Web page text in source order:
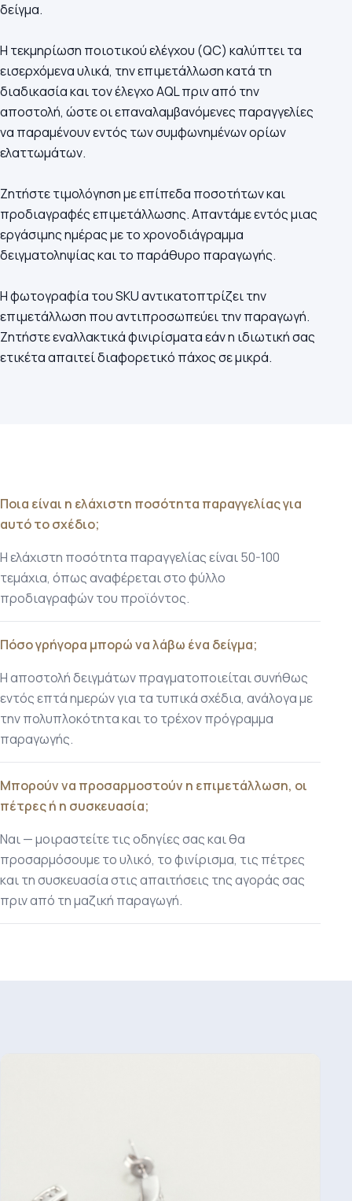
δείγμα.
Η τεκμηρίωση ποιοτικού ελέγχου (QC) καλύπτει τα
εισερχόμενα υλικά, την επιμετάλλωση κατά τη
διαδικασία και τον έλεγχο AQL πριν από την
αποστολή, ώστε οι επαναλαμβανόμενες παραγγελίες
να παραμένουν εντός των συμφωνημένων ορίων
ελαττωμάτων.
Ζητήστε τιμολόγηση με επίπεδα ποσοτήτων και
προδιαγραφές επιμετάλλωσης. Απαντάμε εντός μιας
εργάσιμης ημέρας με το χρονοδιάγραμμα
δειγματοληψίας και το παράθυρο παραγωγής.
Η φωτογραφία του SKU αντικατοπτρίζει την
επιμετάλλωση που αντιπροσωπεύει την παραγωγή.
Ζητήστε εναλλακτικά φινιρίσματα εάν η ιδιωτική σας
ετικέτα απαιτεί διαφορετικό πάχος σε μικρά.
Ποια είναι η ελάχιστη ποσότητα παραγγελίας για
αυτό το σχέδιο;
Η ελάχιστη ποσότητα παραγγελίας είναι 50-100
τεμάχια, όπως αναφέρεται στο φύλλο
προδιαγραφών του προϊόντος.
Πόσο γρήγορα μπορώ να λάβω ένα δείγμα;
Η αποστολή δειγμάτων πραγματοποιείται συνήθως
εντός επτά ημερών για τα τυπικά σχέδια, ανάλογα με
την πολυπλοκότητα και το τρέχον πρόγραμμα
παραγωγής.
Μπορούν να προσαρμοστούν η επιμετάλλωση, οι
πέτρες ή η συσκευασία;
Ναι — μοιραστείτε τις οδηγίες σας και θα
προσαρμόσουμε το υλικό, το φινίρισμα, τις πέτρες
και τη συσκευασία στις απαιτήσεις της αγοράς σας
πριν από τη μαζική παραγωγή.